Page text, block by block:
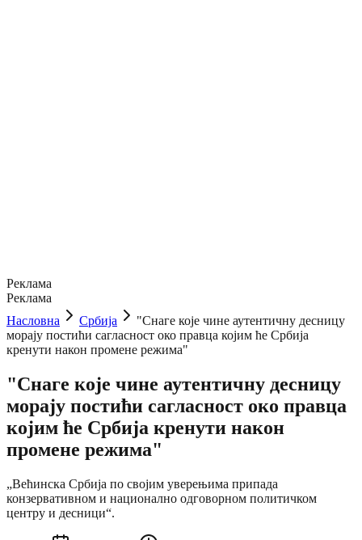
Реклама
Реклама
Насловна
Србија
"Снаге које чине аутентичну десницу
морају постићи сагласност око правца којим ће Србија
кренути након промене режима"
"Снаге које чине аутентичну десницу
морају постићи сагласност око правца
којим ће Србија кренути након
промене режима"
„Већинска Србија по својим уверењима припада
конзервативном и национално одговорном политичком
центру и десници“.